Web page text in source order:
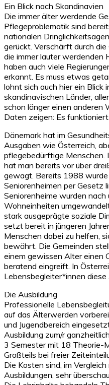
Ein Blick nach Skandinavien
Die immer älter werdende
Pflegeproblematik sind
nationalen
gerückt. Verschärft durch
die immer lauter werdenden
haben auch viele
erkannt. Es muss etwas
lohnt sich auch hier ein Blick
skandinavischen Länder,
schon länger einen anderen
Daten zeigen: Es funktioniert.
Dänemark hat im
Ausgaben wie Österreich,
pflegebedürftige Menschen.
hat man bereits vor über
gewagt. Bereits 1988 wurde
Seniorenheimen per Gesetz
Seniorenheime wurden
Wohneinheiten
stark ausgeprägte soziale
setzt bereit in jüngeren
Menschen dabei zu helfen,
bewährt. Die Gemeinden
einem gewissen Alter einen
beratend eingreift. In
Lebensbegleiter*innen diese
Die Ausbildung
Professionelle
auf das Älterwerden
und Jugendbereich
Ausbildung zum/r
3 Semester mit 18 Theorie-
Großteils bei freier
Die Kosten sind, im
Ausbildungen, sehr